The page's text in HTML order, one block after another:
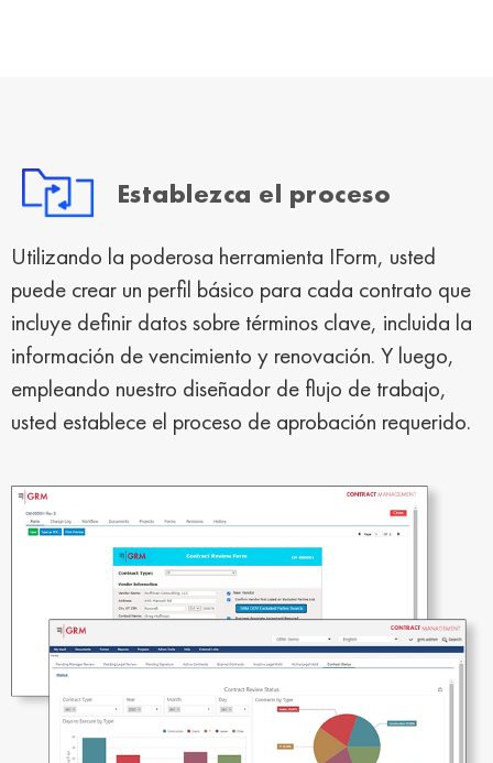
Establezca el proceso
Utilizando la poderosa herramienta IForm, usted
puede crear un perfil básico para cada contrato que
incluye definir datos sobre términos clave, incluida la
información de vencimiento y renovación. Y luego,
empleando nuestro diseñador de flujo de trabajo,
usted establece el proceso de aprobación requerido.